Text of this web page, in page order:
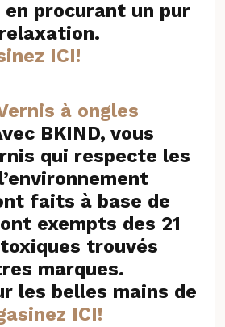
procurant un pur
ICI!
à ongles
BKIND, vous
qui respecte les
faits à base de
exempts des 21
trouvés
marques.
les belles mains de
ICI!